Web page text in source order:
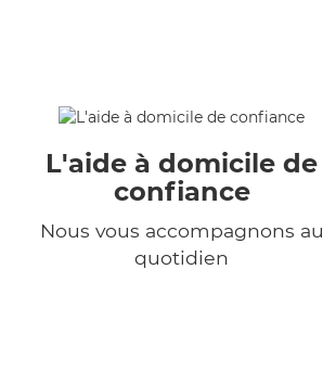
L'aide à domicile de
confiance
Nous vous accompagnons au
quotidien